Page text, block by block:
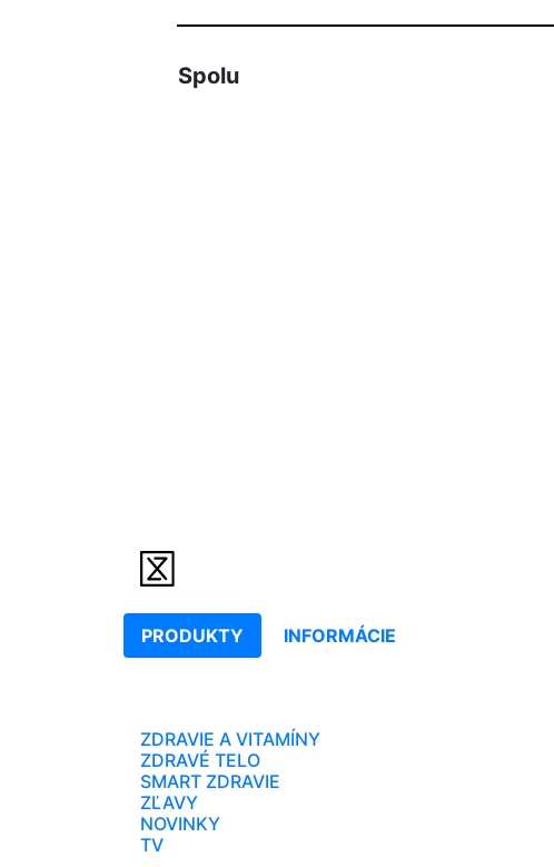
Spolu
PRODUKTY INFORMÁCIE
ZDRAVIE A VITAMÍNY
ZDRAVÉ TELO
SMART ZDRAVIE
ZĽAVY
NOVINKY
TV